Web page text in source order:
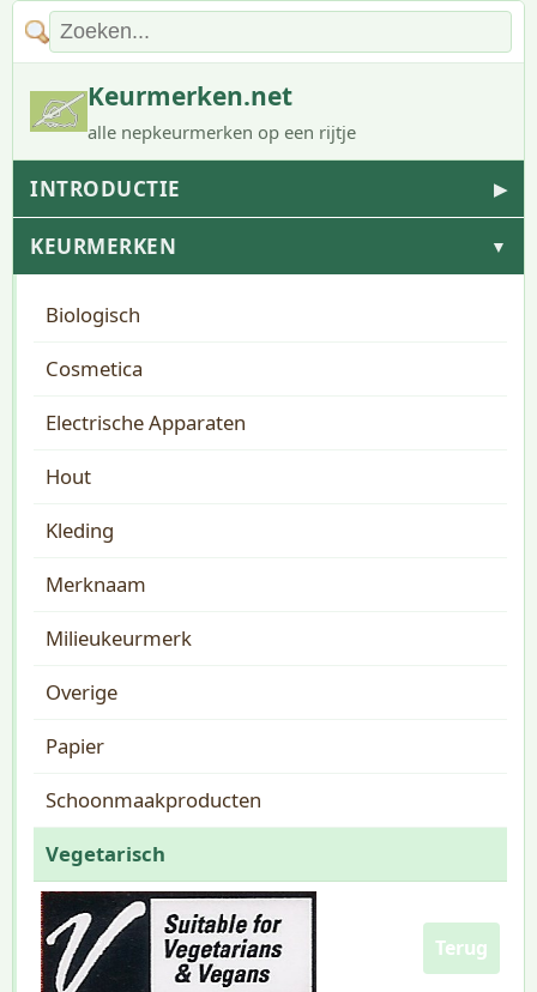
Keurmerken.net
alle nepkeurmerken op een rijtje
INTRODUCTIE ▶
KEURMERKEN ▼
Biologisch
Cosmetica
Electrische Apparaten
Hout
Kleding
Merknaam
Milieukeurmerk
Overige
Papier
Schoonmaakproducten
Vegetarisch
Terug